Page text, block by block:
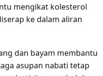
mengikat kolesterol
ke dalam aliran
dan bayam membantu
asupan nabati tetap